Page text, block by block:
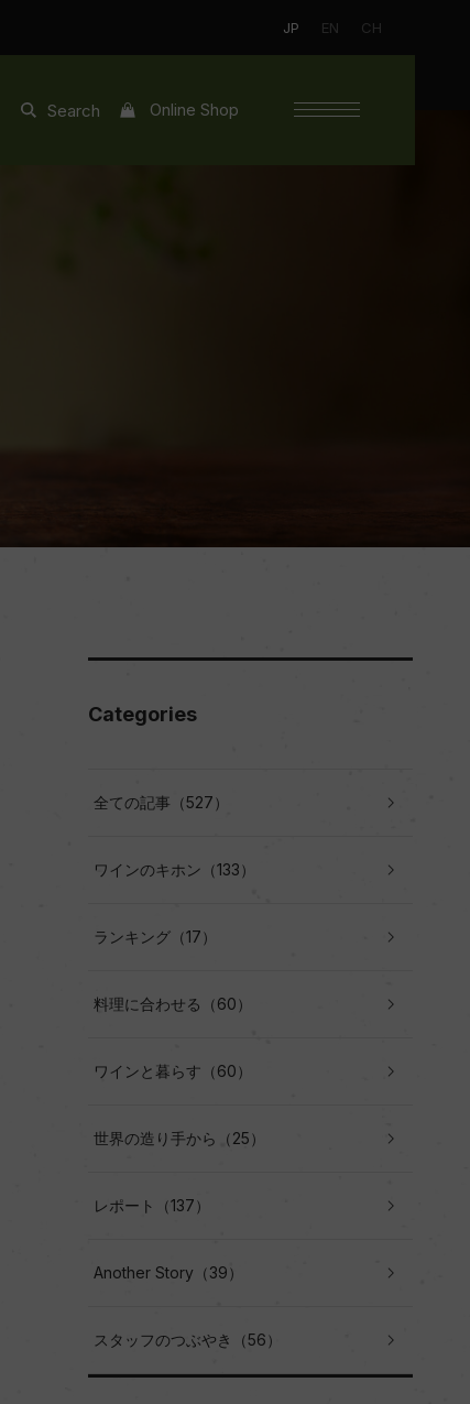
JP EN CH
Search Online Shop
Categories
全ての記事（527）
ワインのキホン（133）
ランキング（17）
料理に合わせる（60）
ワインと暮らす（60）
世界の造り手から（25）
レポート（137）
Another Story（39）
スタッフのつぶやき（56）